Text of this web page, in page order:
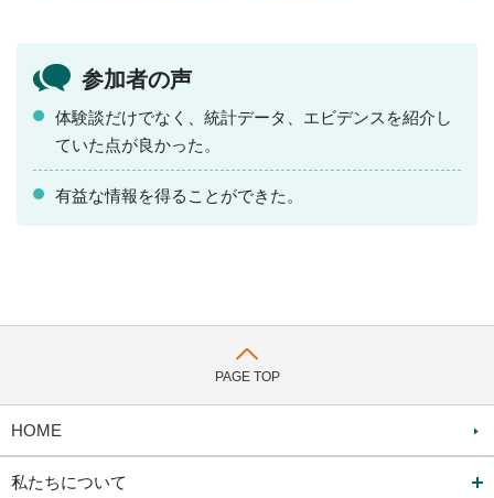
参加者の声
体験談だけでなく、統計データ、エビデンスを紹介し
ていた点が良かった。
有益な情報を得ることができた。
PAGE TOP
HOME
私たちについて